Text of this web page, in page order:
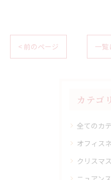
< 前のページ 一覧
カテゴ
全てのカ
オフィス
クリスマ